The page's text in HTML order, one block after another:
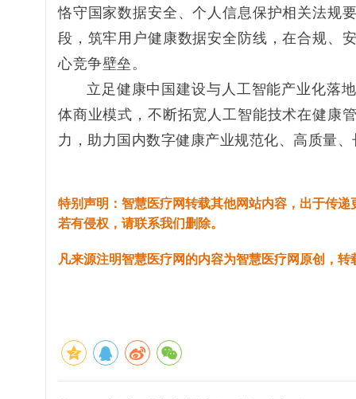
恪守国家数据安全、个人信息保护相关法规
段，筑牢用户健康数据安全防线，在合规、
心竞争壁垒。
立足健康中国建设与人工智能产业化落
体商业模式，不断拓宽人工智能技术在健康
力，助力国内数字健康产业规范化、高质量
特别声明：智慧医疗网转载其他网站内容，出于传
若有侵权，请联系我们删除。
凡来源注明智慧医疗网的内容为智慧医疗网原创，转